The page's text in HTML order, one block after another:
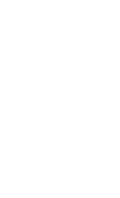
pada Semester I 2026